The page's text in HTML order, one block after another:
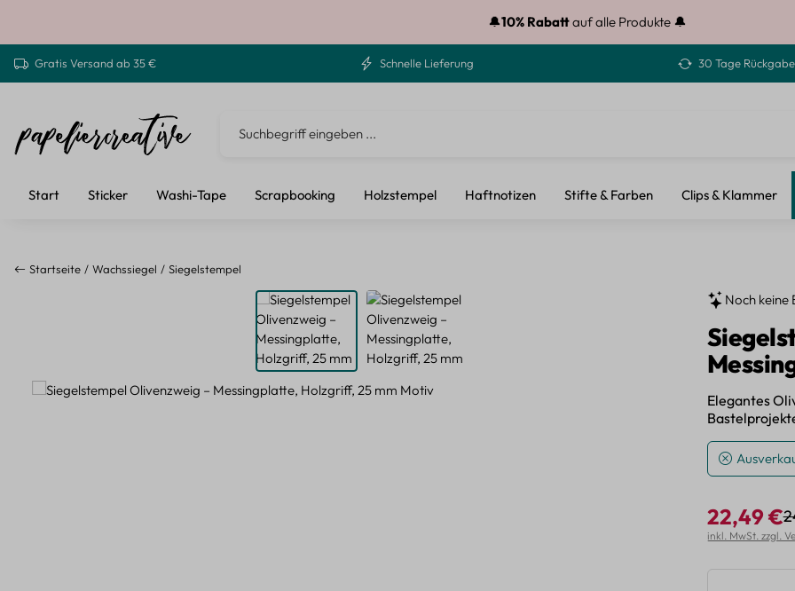
🔔10% Rabattauf alle Produkte 🔔
Gratis Versand ab 35 € Schnelle Lieferung 30 Tage
Start Sticker Washi-Tape Scrapbooking Holzstempel Haftnotizen Stifte & Farben Clips & Klammer
Startseite Wachssiegel Siegelstempel
Noch keine
Elegantes
Verkaufspreis:
22,49 €
inkl. MwSt. zzgl.